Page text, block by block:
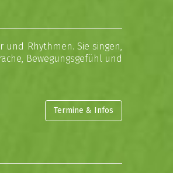
und Rhythmen. Sie singen,
Bewegungsgefühl und
Termine & Infos